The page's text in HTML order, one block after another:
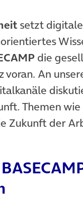
setzt
die
voran. An
Themen
Zukunft der